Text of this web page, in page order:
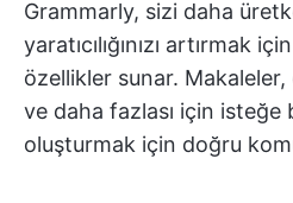
Grammarly, sizi daha
yaratıcılığınızı artırmak
özellikler sunar.
ve daha fazlası için isteğe
oluşturmak için doğru